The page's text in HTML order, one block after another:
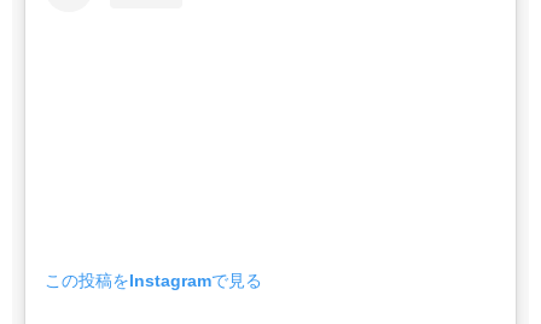
この投稿をInstagramで見る